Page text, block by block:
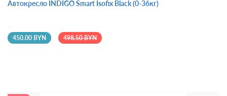
Автокресло INDIGO Smart Isofix Black (0-36кг)
450.00 BYN 498.50 BYN